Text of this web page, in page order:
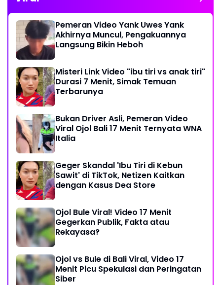
Pemeran Video Yank Uwes Yank
Akhirnya Muncul, Pengakuannya
Langsung Bikin Heboh
Misteri Link Video "ibu tiri vs anak tiri"
Durasi 7 Menit, Simak Temuan
Terbarunya
Bukan Driver Asli, Pemeran Video
Viral Ojol Bali 17 Menit Ternyata WNA
Italia
Geger Skandal 'Ibu Tiri di Kebun
Sawit' di TikTok, Netizen Kaitkan
dengan Kasus Dea Store
Ojol Bule Viral! Video 17 Menit
Gegerkan Publik, Fakta atau
Rekayasa?
Ojol vs Bule di Bali Viral, Video 17
Menit Picu Spekulasi dan Peringatan
Siber